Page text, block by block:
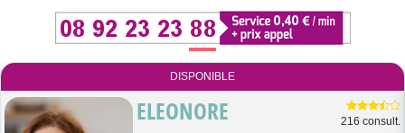
DISPONIBLE
ELEONORE 216 consult.